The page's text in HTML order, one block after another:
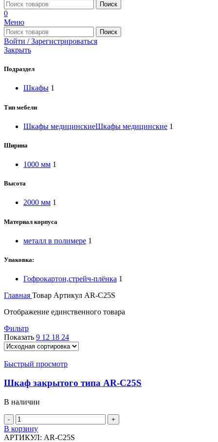
Поиск
0
Меню
Поиск
Войти / Зарегистрироваться
Закрыть
Подраздел
Шкафы 1
Тип мебели
Шкафы медицинскиеШкафы медицинские 1
Ширина
1000 мм 1
Высота
2000 мм 1
Материал корпуса
металл в полимере 1
Упаковка:
Гофрокартон,стрейч-плёнка 1
Главная Товар Артикул AR-C25S
Отображение единственного товара
Фильтр
Показать 9 12 18 24
Быстрый просмотр
Шкаф закрытого типа AR-C25S
В наличии
Количество
товара
Шкаф
В корзину
АРТИКУЛ: AR-C25S